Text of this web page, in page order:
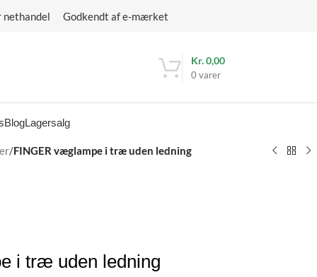
Godkendt af e-mærket
0 varer
Kr.0,00
BlogLagersalg
/FINGER væglampe i træ uden ledning
i træ uden ledning